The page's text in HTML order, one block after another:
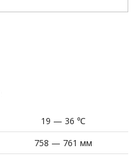
19 — 36 ℃
758 — 761 мм